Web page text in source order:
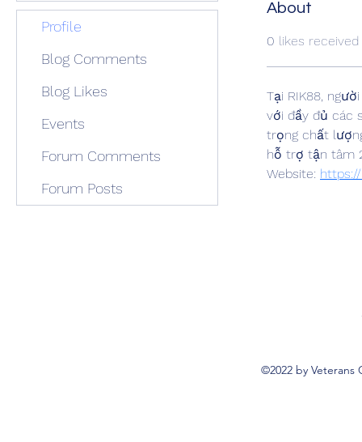
About
0 likes received
Tại RIK88,
với đầy đủ các
trọng chất
hỗ trợ tận tâm
Website:
Profile
Blog Comments
Blog Likes
Events
Forum Comments
Forum Posts
©2022 by Veterans